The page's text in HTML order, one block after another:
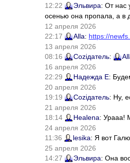
12:22
Эльвира: От нас
осенью она пропала, а в
12 апреля 2026
22:17
Alla: https://
13 апреля 2026
08:16
Соziдатель:
16 апреля 2026
22:29
Надежда Е:
20 апреля 2026
19:19
Соziдатель: Ну,
21 апреля 2026
18:14
Healena: Урааа!
24 апреля 2026
11:36
lesika: Я вот
25 апреля 2026
14:27
Эльвира: Она